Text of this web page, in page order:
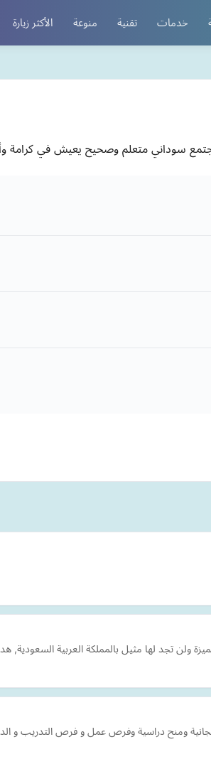
خدمات تقنية منوعة الأكثر زيارة
سوداني متعلم وصحيح يعيش في كرامة
ولن تجد لها مثيل بالمملكة العربية السعودية,
ومنح دراسية وفرص عمل و فرص التدريب و